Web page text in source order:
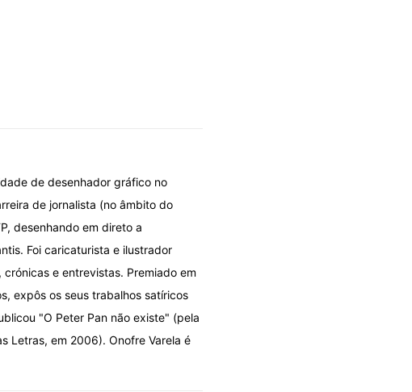
de desenhador gráfico no
de jornalista (no âmbito do
desenhando em direto a
Foi caricaturista e ilustrador
e entrevistas. Premiado em
expôs os seus trabalhos satíricos
"O Peter Pan não existe" (pela
Letras, em 2006). Onofre Varela é